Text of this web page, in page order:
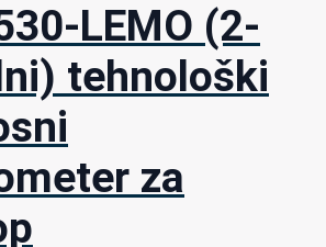
LEMO (2-
tehnološki
za